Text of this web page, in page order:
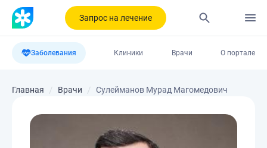
Запрос на лечение
Заболевания Клиники Врачи О портале
Главная Врачи Сулейманов Мурад Магомедович